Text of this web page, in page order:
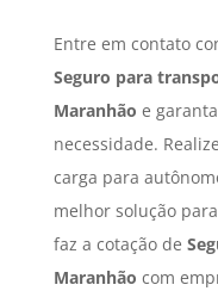
Entre em contato
Seguro para
Maranhão e
necessidade.
carga para
melhor solução
faz a cotação de
Maranhão com